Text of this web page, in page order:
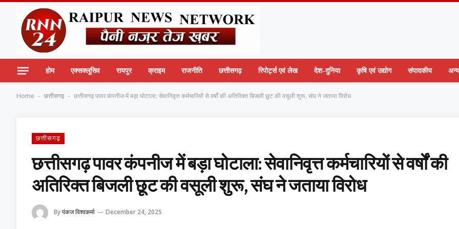
होम एक्सक्लूसिव रायपुर क्राइम राजनीति छत्तीसगढ़ रिपोर्ट्स एवं लेख देश-दुनिया कृषि एवं उद्योग संपादकीय अन्य
Home - छत्तीसगढ़ - छत्तीसगढ़ पावर कंपनीज में बड़ा घोटाला: सेवानिवृत्त कर्मचारियों से वर्षों की अतिरिक्त बिजली छूट की वसूली शुरू, संघ ने जताया विरोध
छत्तीसगढ़
छत्तीसगढ़ पावर कंपनीज में बड़ा घोटाला: सेवानिवृत्त कर्मचारियों से वर्षों की
अतिरिक्त बिजली छूट की वसूली शुरू, संघ ने जताया विरोध
Byपंकज विश्वकर्मा December 24, 2025